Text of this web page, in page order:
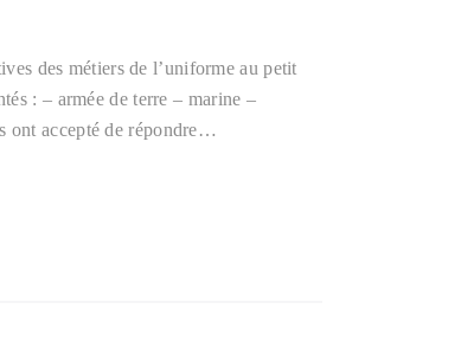
des métiers de l’uniforme au petit
: – armée de terre – marine –
ont accepté de répondre…